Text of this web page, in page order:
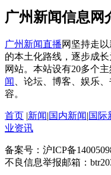
广州新闻信息网
广州新闻直播网坚持走
的本土化路线，逐步成
网站。本站设有20多个
闻
、论坛、博客、娱乐
容。
首页 |新闻|国内新闻|国际
业资讯
备案号：沪ICP备
不良信息举报邮箱：